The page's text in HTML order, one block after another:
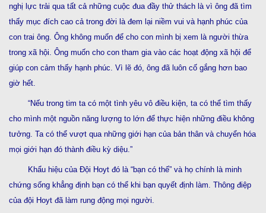
nghị lực trải qua tất cả những cuộc đua đầy thử thách là vì ông đã tìm
thấy mục đích cao cả trong đời là đem lại niềm vui và hạnh phúc của
con trai ông. Ông không muốn để cho con mình bị xem là người thừa
trong xã hội. Ông muốn cho con tham gia vào các hoạt động xã hội để
giúp con cảm thấy hạnh phúc. Vì lẽ đó, ông đã luôn cố gắng hơn bao
giờ hết.
“Nếu trong tim ta có một tình yêu vô điều kiện, ta có thể tìm thấy
cho mình một nguồn năng lượng to lớn để thực hiện những điều không
tưởng. Ta có thể vượt qua những giới hạn của bản thân và chuyển hóa
mọi giới hạn đó thành điều kỳ diệu.”
Khẩu hiệu của Đội Hoyt đó là “bạn có thế” và họ chính là minh
chứng sống khẳng định bạn có thể khi bạn quyết định làm. Thông điệp
của đội Hoyt đã làm rung động mọi người.